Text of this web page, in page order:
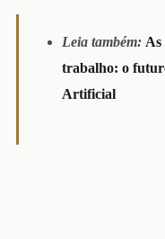
Leia também: As
trabalho: o
Artificial